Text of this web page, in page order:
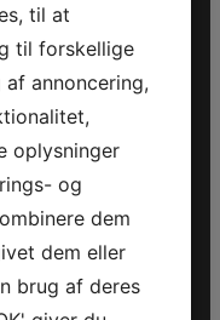
til at
til forskellige
annoncering,
oplysninger
og
dem
dem eller
brug af deres